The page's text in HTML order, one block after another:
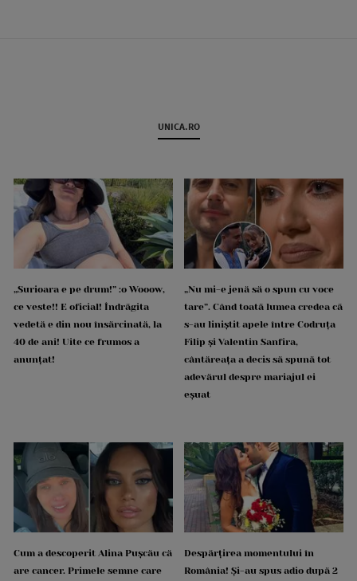
UNICA.RO
„Surioara e pe drum!” :o Wooow,
ce veste!! E oficial! Îndrăgita
vedetă e din nou însărcinată, la
40 de ani! Uite ce frumos a
anunțat!
„Nu mi-e jenă să o spun cu voce
tare”. Când toată lumea credea că
s-au liniștit apele între Codruța
Filip și Valentin Sanfira,
cântăreața a decis să spună tot
adevărul despre mariajul ei
eșuat
Cum a descoperit Alina Pușcău că
are cancer. Primele semne care
Despărțirea momentului în
România! Și-au spus adio după 2